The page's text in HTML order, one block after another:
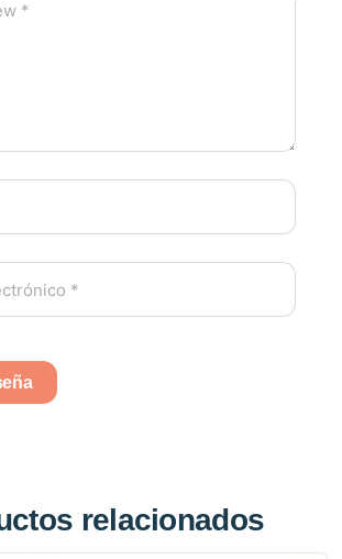
relacionados